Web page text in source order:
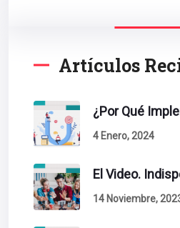
Artículos
4 Enero, 2024
14 Noviembre,